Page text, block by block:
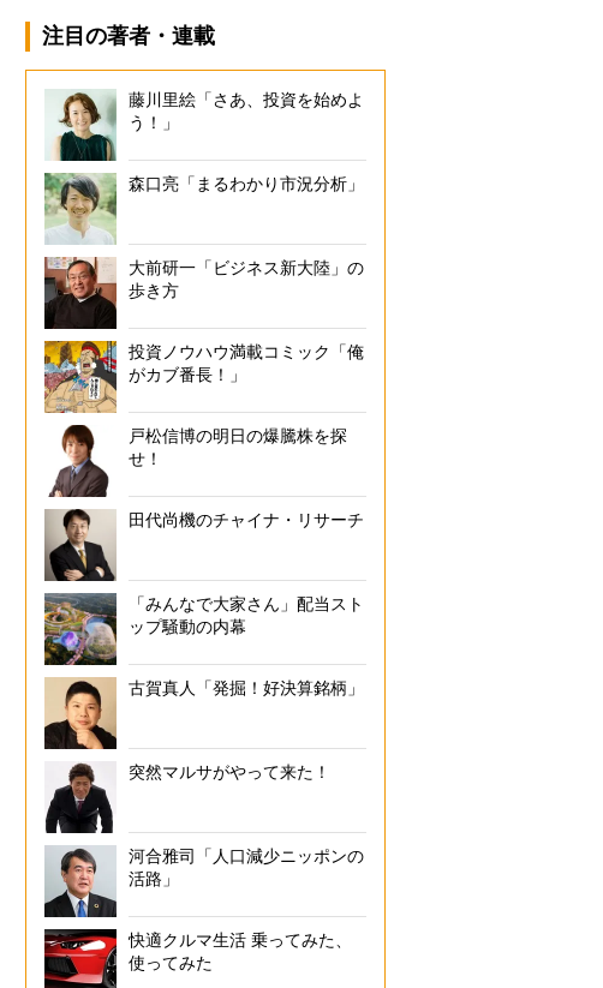
注目の著者・連載
藤川里絵「さあ、投資を始めよ
う！」
森口亮「まるわかり市況分析」
大前研一「ビジネス新大陸」の
歩き方
投資ノウハウ満載コミック「俺
がカブ番長！」
戸松信博の明日の爆騰株を探
せ！
田代尚機のチャイナ・リサーチ
「みんなで大家さん」配当スト
ップ騒動の内幕
古賀真人「発掘！好決算銘柄」
突然マルサがやって来た！
河合雅司「人口減少ニッポンの
活路」
快適クルマ生活 乗ってみた、
使ってみた